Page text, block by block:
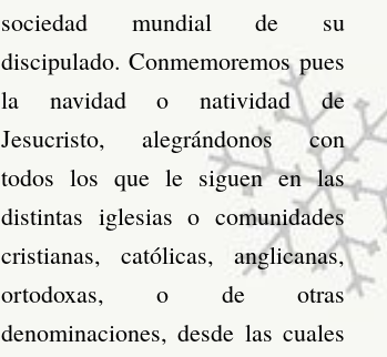
sociedad mundial de su
discipulado. Conmemoremos pues
la navidad o natividad de
Jesucristo, alegrándonos con
todos los que le siguen en las
distintas iglesias o comunidades
cristianas, católicas, anglicanas,
ortodoxas, o de otras
denominaciones, desde las cuales